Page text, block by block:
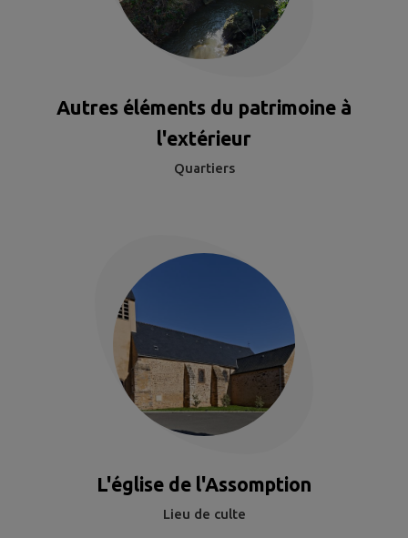
Autres éléments du patrimoine à
l'extérieur
Quartiers
L'église de l'Assomption
Lieu de culte